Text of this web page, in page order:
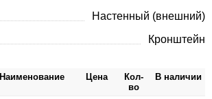
Настенный (внешний)
Кронштейн
Наименование Цена
Кол-
во
В наличии